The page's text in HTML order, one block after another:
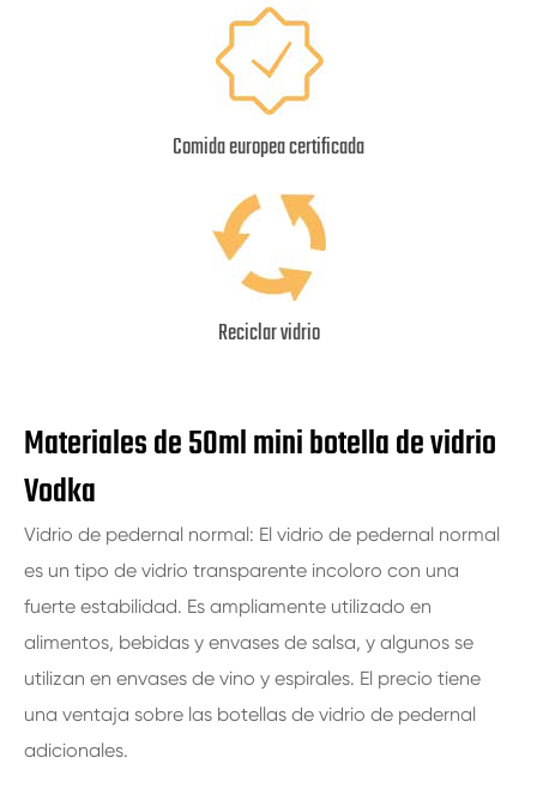
Comida europea certificada
Reciclar vidrio
Materiales de 50ml mini botella de vidrio
Vodka
Vidrio de pedernal normal: El vidrio de pedernal normal
es un tipo de vidrio transparente incoloro con una
fuerte estabilidad. Es ampliamente utilizado en
alimentos, bebidas y envases de salsa, y algunos se
utilizan en envases de vino y espirales. El precio tiene
una ventaja sobre las botellas de vidrio de pedernal
adicionales.